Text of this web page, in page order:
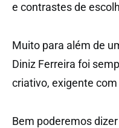
e contrastes de
Muito para além de
Diniz Ferreira foi
criativo, exigente
Bem poderemos